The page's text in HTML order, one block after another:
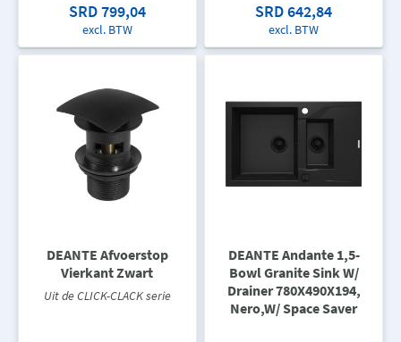
SRD 799,04
excl. BTW
SRD 642,84
excl. BTW
DEANTE Afvoerstop
Vierkant Zwart
Uit de CLICK-CLACK serie
DEANTE Andante 1,5-
Bowl Granite Sink W/
Drainer 780X490X194,
Nero,W/ Space Saver